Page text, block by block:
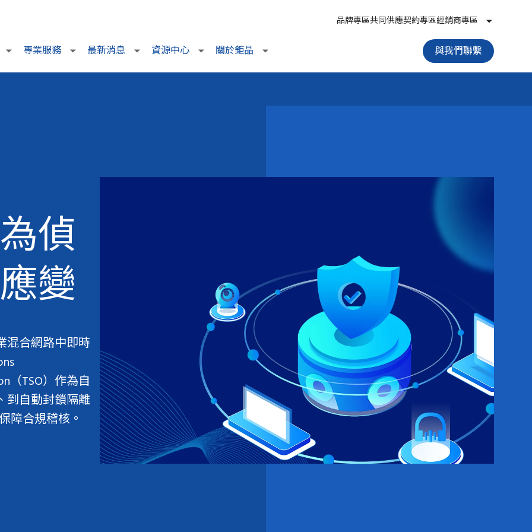
品牌專區共同供應契約專區經銷商專區
專業服務 最新消息 資源中心 關於鉅晶 與我們聯繫
偵
變
混合網路中即時
（TSO）作為自
到自動封鎖隔離
障合規稽核。